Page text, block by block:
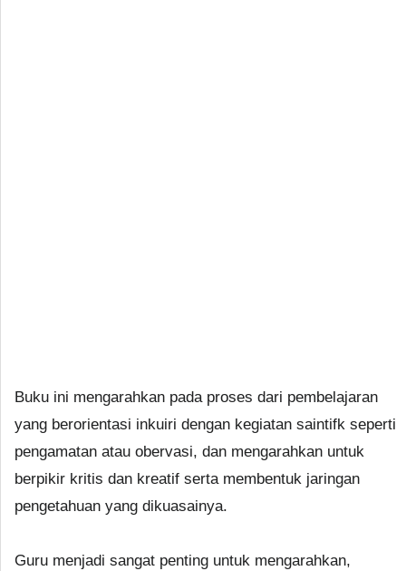
Buku ini mengarahkan pada proses dari pembelajaran
yang berorientasi inkuiri dengan kegiatan saintifk seperti
pengamatan atau obervasi, dan mengarahkan untuk
berpikir kritis dan kreatif serta membentuk jaringan
pengetahuan yang dikuasainya.
Guru menjadi sangat penting untuk mengarahkan,